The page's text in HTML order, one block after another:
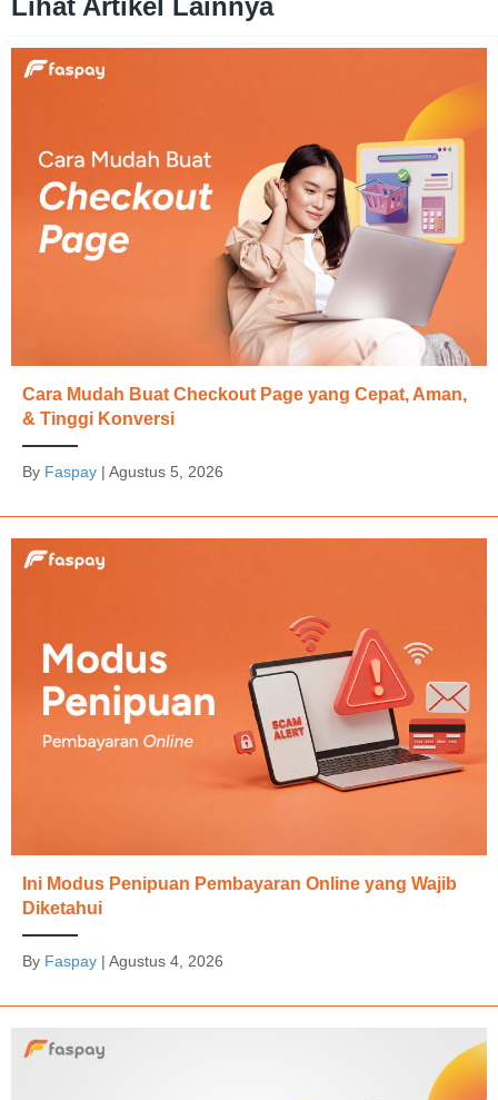
Lihat Artikel Lainnya
Cara Mudah Buat Checkout Page yang Cepat, Aman,
& Tinggi Konversi
By Faspay | Agustus 5, 2026
Ini Modus Penipuan Pembayaran Online yang Wajib
Diketahui
By Faspay | Agustus 4, 2026